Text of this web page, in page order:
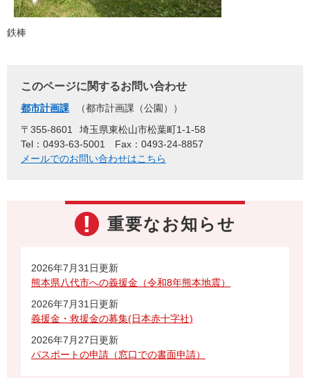
鉄棒
このページに関するお問い合わせ
都市計画課
都市計画課（公園）
〒355-8601
埼玉県東松山市松葉町1-1-58
Tel：0493-63-5001
Fax：0493-24-8857
メールでのお問い合わせはこちら
重要なお知らせ
2026年7月31日更新
熊本県八代市への義援金（令和8年熊本地震）
2026年7月31日更新
義援金・救援金の募集(日本赤十字社)
2026年7月27日更新
パスポートの申請（窓口での書面申請）